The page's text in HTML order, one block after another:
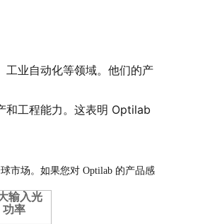
业自动化等领域。他们的产
和工程能力。这表明 Optilab
市场。如果您对 Optilab 的产品感
输入光
功率